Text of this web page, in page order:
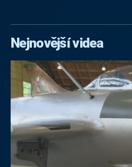
Nejnovější videa